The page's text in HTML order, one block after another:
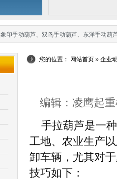
象印手动葫芦、 双鸟手动葫芦、 东洋手动葫
您的位置： 网站首页 » 企业
编辑：凌鹰起
手拉葫芦是一
工地、农业生产
卸车辆，尤其对
技巧如下：